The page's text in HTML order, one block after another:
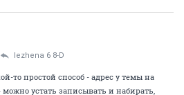
lezhena 6 8-D
то простой способ - адрес у темы на
можно устать записывать и набирать,